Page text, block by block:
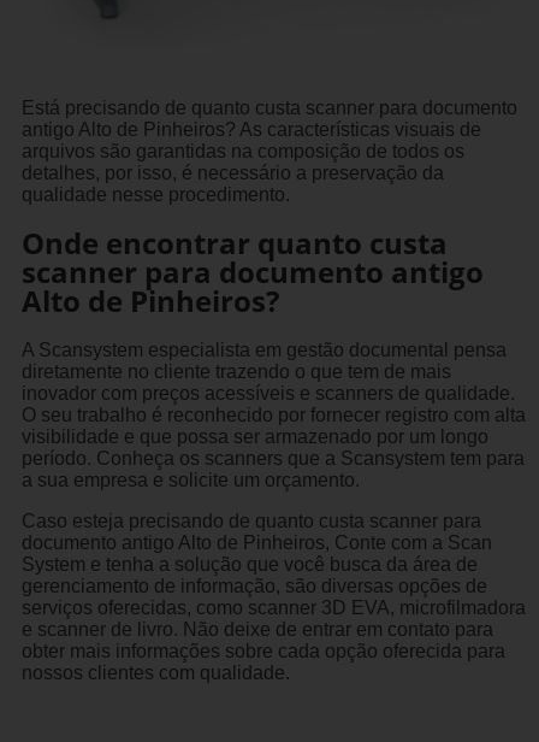
Está precisando de quanto custa scanner para documento
antigo Alto de Pinheiros? As características visuais de
arquivos são garantidas na composição de todos os
detalhes, por isso, é necessário a preservação da
qualidade nesse procedimento.
Onde encontrar quanto custa
scanner para documento antigo
Alto de Pinheiros?
A Scansystem especialista em gestão documental pensa
diretamente no cliente trazendo o que tem de mais
inovador com preços acessíveis e scanners de qualidade.
O seu trabalho é reconhecido por fornecer registro com alta
visibilidade e que possa ser armazenado por um longo
período. Conheça os scanners que a Scansystem tem para
a sua empresa e solicite um orçamento.
Caso esteja precisando de quanto custa scanner para
documento antigo Alto de Pinheiros, Conte com a Scan
System e tenha a solução que você busca da área de
gerenciamento de informação, são diversas opções de
serviços oferecidas, como scanner 3D EVA, microfilmadora
e scanner de livro. Não deixe de entrar em contato para
obter mais informações sobre cada opção oferecida para
nossos clientes com qualidade.